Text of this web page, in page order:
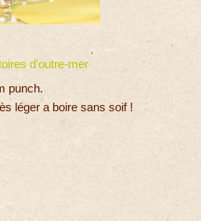
d'outre-mer
punch.
léger a boire sans soif !